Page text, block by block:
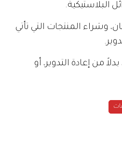
البلاستيكية.
وشراء المنتجات التي تأتي
من إعادة التدوير، أو